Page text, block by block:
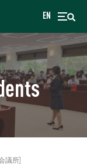
EN
議所]